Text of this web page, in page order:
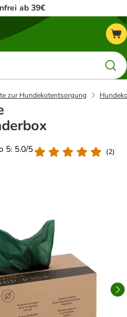
ab 39€
zur Hundekotentsorgung
5: 5.0/5
(2)